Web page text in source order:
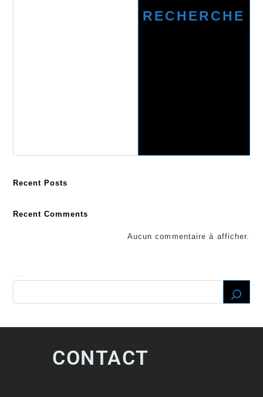
RECHERCHE
Recent Posts
Recent Comments
Aucun commentaire à afficher.
CONTACT